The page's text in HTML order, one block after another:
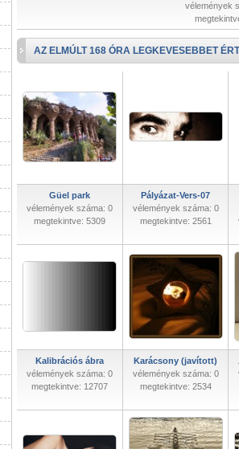
vélemények
AZ ELMÚLT 168 ÓRA LEGKEVESEBBET
Güel park
vélemények száma: 0
megtekintve: 5309
Pályázat-Vers-07
vélemények száma: 0
megtekintve: 2561
Kalibrációs ábra
vélemények száma: 0
megtekintve: 12707
Karácsony (javított)
vélemények száma: 0
megtekintve: 2534